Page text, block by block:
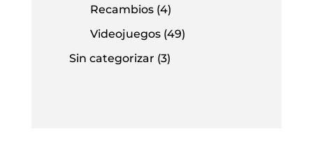
Recambios (4)
Videojuegos (49)
Sin categorizar (3)